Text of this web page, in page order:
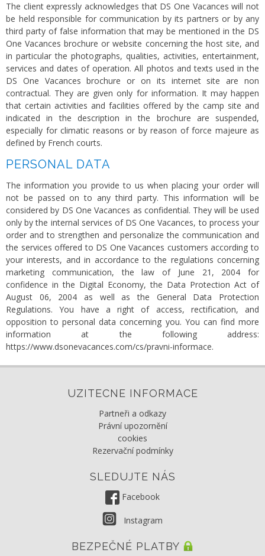
The client expressly acknowledges that DS One Vacances will not
be held responsible for communication by its partners or by any
third party of false information that may be mentioned in the DS
One Vacances brochure or website concerning the host site, and
in particular the photographs, qualities, activities, entertainment,
services and dates of operation. All photos and texts used in the
DS One Vacances brochure or on its internet site are non
contractual. They are given only for information. It may happen
that certain activities and facilities offered by the camp site and
indicated in the description in the brochure are suspended,
especially for climatic reasons or by reason of force majeure as
defined by French courts.
PERSONAL DATA
The information you provide to us when placing your order will
not be passed on to any third party. This information will be
considered by DS One Vacances as confidential. They will be used
only by the internal services of DS One Vacances, to process your
order and to strengthen and personalize the communication and
the services offered to DS One Vacances customers according to
your interests, and in accordance to the regulations concerning
marketing communication, the law of June 21, 2004 for
confidence in the Digital Economy, the Data Protection Act of
August 06, 2004 as well as the General Data Protection
Regulations. You have a right of access, rectification, and
opposition to personal data concerning you. You can find more
information at the following address:
https://www.dsonevacances.com/cs/pravni-informace.
UZITECNE INFORMACE
Partneři a odkazy
Právní upozornění
cookies
Rezervační podmínky
SLEDUJTE NÁS
Facebook
Instagram
BEZPEČNÉ PLATBY